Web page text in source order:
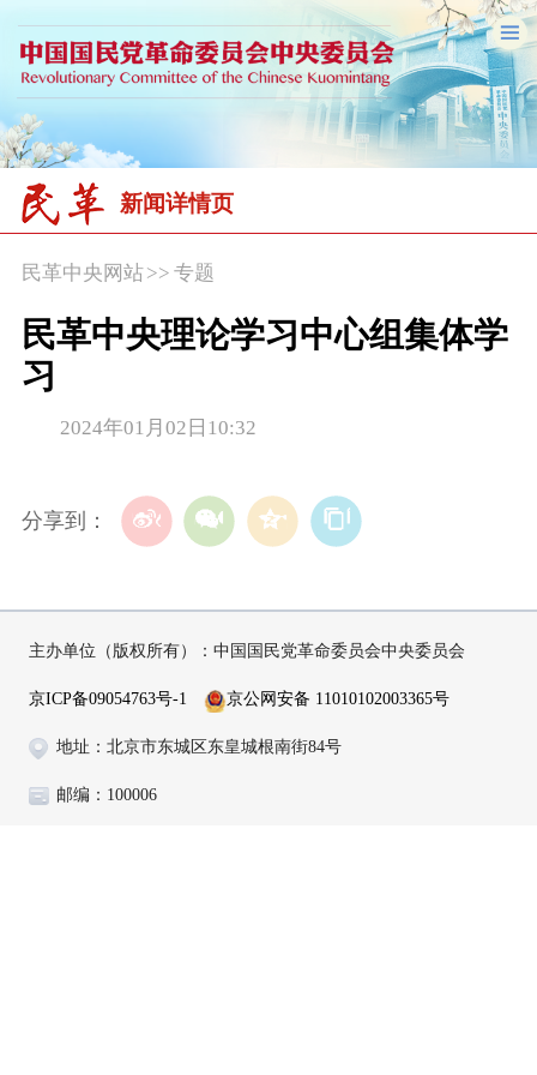
新闻详情页
民革中央网站>> 专题
民革中央理论学习中心组集体学
习
2024年01月02日10:32
分享到：
主办单位（版权所有）：中国国民党革命委员会中央委员会
京ICP备09054763号-1 京公网安备 11010102003365号
地址：北京市东城区东皇城根南街84号
邮编：100006